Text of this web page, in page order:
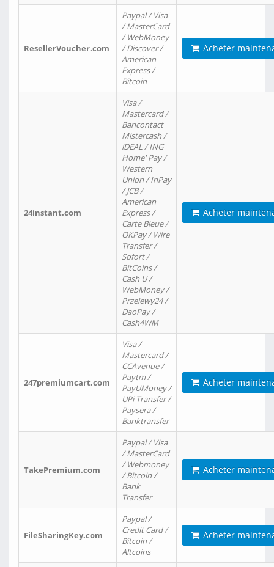
ResellerVoucher.com
Paypal / Visa
/ MasterCard
/ WebMoney
/ Discover /
American
Express /
Bitcoin
Acheter
24instant.com
Visa /
Mastercard /
Bancontact
Mistercash /
iDEAL / ING
Home' Pay /
Western
Union / InPay
/ JCB /
American
Express /
Carte Bleue /
OKPay / Wire
Transfer /
Sofort /
BitCoins /
Cash U /
WebMoney /
Przelewy24 /
DaoPay /
Cash4WM
Acheter
247premiumcart.com
Visa /
Mastercard /
CCAvenue /
Paytm /
PayUMoney /
UPi Transfer /
Paysera /
Banktransfer
Acheter
TakePremium.com
Paypal / Visa
/ MasterCard
/ Webmoney
/ Bitcoin /
Bank
Transfer
Acheter
FileSharingKey.com
Paypal /
Credit Card /
Bitcoin /
Altcoins
Acheter